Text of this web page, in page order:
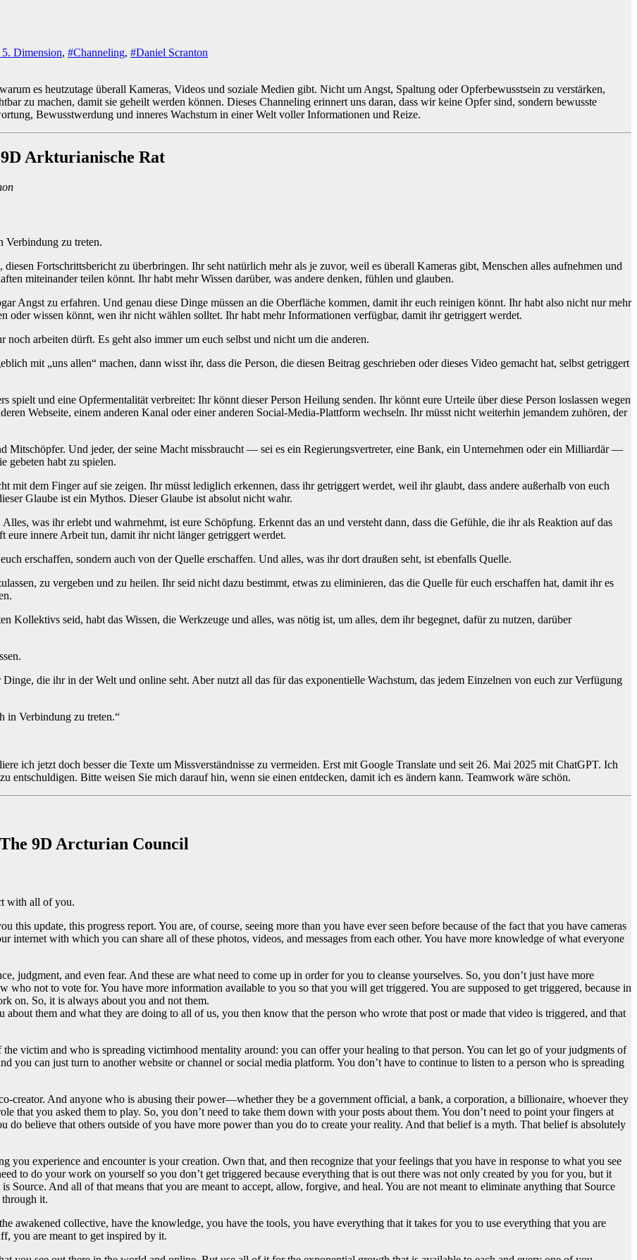
Dimension, #Channeling, #Daniel Scranton
es heutzutage überall Kameras, Videos und soziale Medien gibt. Nicht um Angst, Spaltung oder Opferbewusstsein zu verstärken,
zu machen, damit sie geheilt werden können. Dieses Channeling erinnert uns daran, dass wir keine Opfer sind, sondern bewusste
Bewusstwerdung und inneres Wachstum in einer Welt voller Informationen und Reize.
Arkturianische Rat
Verbindung zu treten.
Fortschrittsbericht zu überbringen. Ihr seht natürlich mehr als je zuvor, weil es überall Kameras gibt, Menschen alles aufnehmen und
miteinander teilen könnt. Ihr habt mehr Wissen darüber, was andere denken, fühlen und glauben.
Angst zu erfahren. Und genau diese Dinge müssen an die Oberfläche kommen, damit ihr euch reinigen könnt. Ihr habt also nicht nur mehr
oder wissen könnt, wen ihr nicht wählen solltet. Ihr habt mehr Informationen verfügbar, damit ihr getriggert werdet.
arbeiten dürft. Es geht also immer um euch selbst und nicht um die anderen.
mit „uns allen“ machen, dann wisst ihr, dass die Person, die diesen Beitrag geschrieben oder dieses Video gemacht hat, selbst getriggert
spielt und eine Opfermentalität verbreitet: Ihr könnt dieser Person Heilung senden. Ihr könnt eure Urteile über diese Person loslassen wegen
Webseite, einem anderen Kanal oder einer anderen Social-Media-Plattform wechseln. Ihr müsst nicht weiterhin jemandem zuhören, der
Mitschöpfer. Und jeder, der seine Macht missbraucht — sei es ein Regierungsvertreter, eine Bank, ein Unternehmen oder ein Milliardär —
gebeten habt zu spielen.
mit dem Finger auf sie zeigen. Ihr müsst lediglich erkennen, dass ihr getriggert werdet, weil ihr glaubt, dass andere außerhalb von euch
Glaube ist ein Mythos. Dieser Glaube ist absolut nicht wahr.
was ihr erlebt und wahrnehmt, ist eure Schöpfung. Erkennt das an und versteht dann, dass die Gefühle, die ihr als Reaktion auf das
innere Arbeit tun, damit ihr nicht länger getriggert werdet.
erschaffen, sondern auch von der Quelle erschaffen. Und alles, was ihr dort draußen seht, ist ebenfalls Quelle.
zu vergeben und zu heilen. Ihr seid nicht dazu bestimmt, etwas zu eliminieren, das die Quelle für euch erschaffen hat, damit ihr es
Kollektivs seid, habt das Wissen, die Werkzeuge und alles, was nötig ist, um alles, dem ihr begegnet, dafür zu nutzen, darüber
die ihr in der Welt und online seht. Aber nutzt all das für das exponentielle Wachstum, das jedem Einzelnen von euch zur Verfügung
in Verbindung zu treten.“
ich jetzt doch besser die Texte um Missverständnisse zu vermeiden. Erst mit Google Translate und seit 26. Mai 2025 mit ChatGPT. Ich
entschuldigen. Bitte weisen Sie mich darauf hin, wenn sie einen entdecken, damit ich es ändern kann. Teamwork wäre schön.
9D Arcturian Council
with all of you.
this update, this progress report. You are, of course, seeing more than you have ever seen before because of the fact that you have cameras
internet with which you can share all of these photos, videos, and messages from each other. You have more knowledge of what everyone
judgment, and even fear. And these are what need to come up in order for you to cleanse yourselves. So, you don’t just have more
not to vote for. You have more information available to you so that you will get triggered. You are supposed to get triggered, because in
on. So, it is always about you and not them.
them and what they are doing to all of us, you then know that the person who wrote that post or made that video is triggered, and that
victim and who is spreading victimhood mentality around: you can offer your healing to that person. You can let go of your judgments of
you can just turn to another website or channel or social media platform. You don’t have to continue to listen to a person who is spreading
creator. And anyone who is abusing their power—whether they be a government official, a bank, a corporation, a billionaire, whoever they
that you asked them to play. So, you don’t need to take them down with your posts about them. You don’t need to point your fingers at
do believe that others outside of you have more power than you do to create your reality. And that belief is a myth. That belief is absolutely
you experience and encounter is your creation. Own that, and then recognize that your feelings that you have in response to what you see
to do your work on yourself so you don’t get triggered because everything that is out there was not only created by you for you, but it
Source. And all of that means that you are meant to accept, allow, forgive, and heal. You are not meant to eliminate anything that Source
it.
awakened collective, have the knowledge, you have the tools, you have everything that it takes for you to use everything that you are
you are meant to get inspired by it.